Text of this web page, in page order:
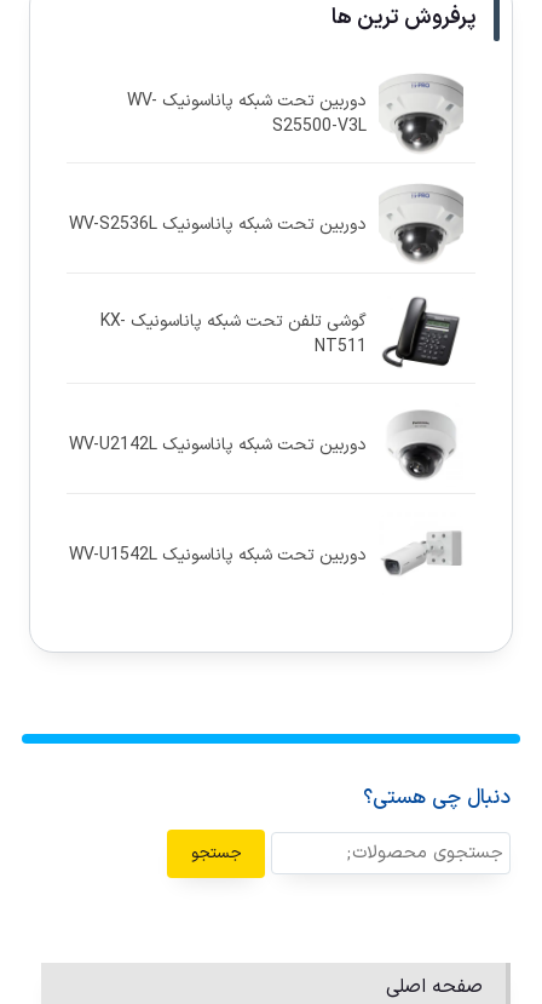
پرفروش ترین ها
دوربین تحت شبکه پاناسونيک WV-
S25500-V3L
دوربین تحت شبکه پاناسونيک WV-S2536L
گوشی تلفن تحت شبکه پاناسونیک KX-
NT511
دوربین تحت شبکه پاناسونيک WV-U2142L
دوربین تحت شبکه پاناسونيک WV-U1542L
دنبال چی هستی؟
جستجو
صفحه اصلی